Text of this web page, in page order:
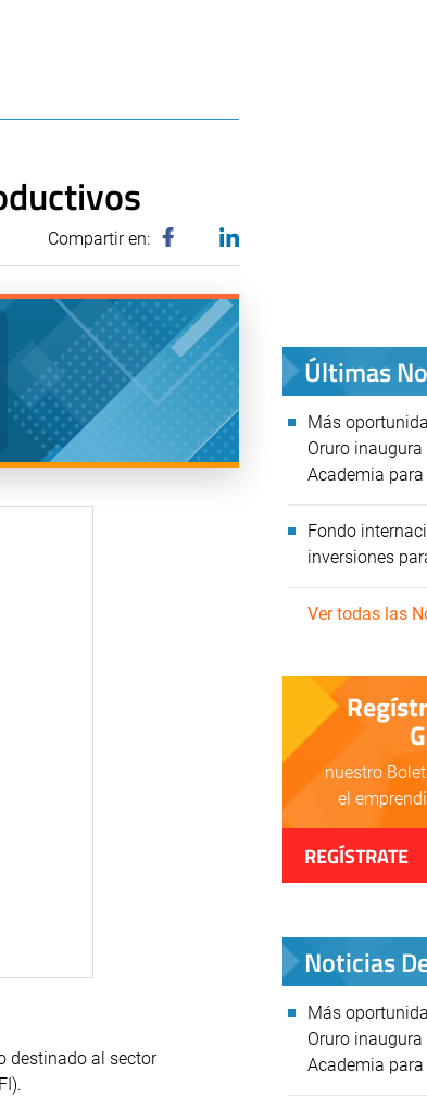
Compartir en:
destinado al sector
Últimas
Más
Oruro
Academia
Fondo
inversiones
Ver todas las
nuestro
el
REGÍSTRATE
Noticias
Más
Oruro
Academia